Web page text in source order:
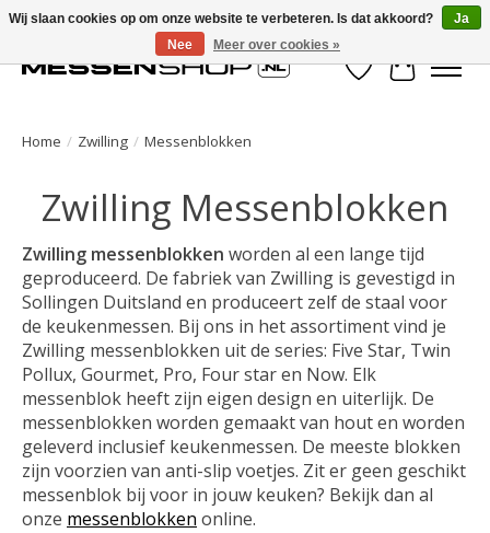
Verlanglijst
Home / Zwilling / Messenblokken
Zwilling Messenblokken
Zwilling messenblokken worden al een lange tijd
geproduceerd. De fabriek van Zwilling is gevestigd in
Sollingen Duitsland en produceert zelf de staal voor
de keukenmessen. Bij ons in het assortiment vind je
Zwilling messenblokken uit de series: Five Star, Twin
Pollux, Gourmet, Pro, Four star en Now. Elk
messenblok heeft zijn eigen design en uiterlijk. De
messenblokken worden gemaakt van hout en worden
geleverd inclusief keukenmessen. De meeste blokken
zijn voorzien van anti-slip voetjes. Zit er geen geschikt
messenblok bij voor in jouw keuken? Bekijk dan al
onze messenblokken online.
Wij slaan cookies op om onze website te verbeteren. Is dat akkoord?
Ja
Nee
Meer over cookies »